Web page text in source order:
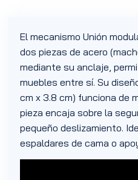
El mecanismo Unión
dos piezas de acero
mediante su anclaje,
muebles entre sí. Su
cm x 3.8 cm) funciona de
pieza encaja sobre la
pequeño deslizamiento.
espaldares de cama o